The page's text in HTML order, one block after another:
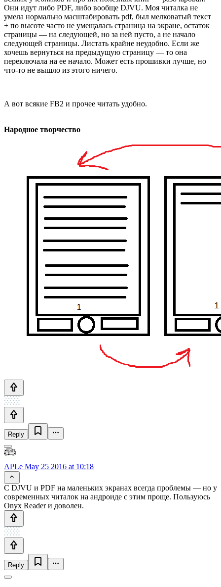
Они идут либо PDF, либо вообще DJVU. Моя читалка не
умела нормально масштабировать pdf, был мелковатый текст
+ по высоте часто не умещалась страница на экране, остаток
страницы — на следующей, но за ней пусто, а не начало
следующей страницы. Листать крайне неудобно. Если же
хочешь вернуться на предыдущую страницу — то она
переключала на ее начало. Может есть прошивки лучше, но
что-то не вышло из этого ничего.
А вот всякие FB2 и прочее читать удобно.
Народное творчество
Reply
APLe May 25 2016 at 10:18
C DJVU и PDF на маленьких экранах всегда проблемы — но у
современных читалок на андроиде с этим проще. Пользуюсь
Onyx Reader и доволен.
Reply